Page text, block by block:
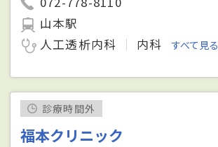
山本駅
人工透析内科
内科 すべて見る
診療時間外
福本クリニック